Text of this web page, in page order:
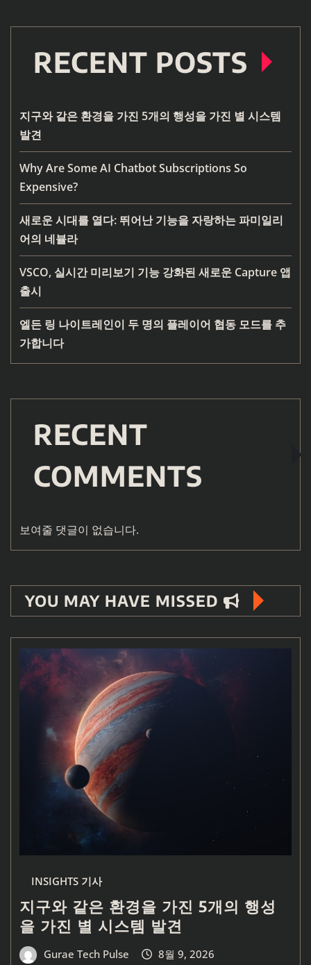
RECENT POSTS
지구와 같은 환경을 가진 5개의 행성을 가진 별 시스템
발견
Why Are Some AI Chatbot Subscriptions So
Expensive?
새로운 시대를 열다: 뛰어난 기능을 자랑하는 파미일리
어의 네뷸라
VSCO, 실시간 미리보기 기능 강화된 새로운 Capture 앱
출시
엘든 링 나이트레인이 두 명의 플레이어 협동 모드를 추
가합니다
RECENT
COMMENTS
보여줄 댓글이 없습니다.
YOU MAY HAVE MISSED
INSIGHTS 기사
지구와 같은 환경을 가진 5개의 행성
을 가진 별 시스템 발견
Gurae Tech Pulse 8월 9, 2026